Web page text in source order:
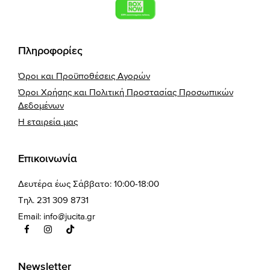
Πληροφορίες
Όροι και Προϋποθέσεις Αγορών
Όροι Χρήσης και Πολιτική Προστασίας Προσωπικών
Δεδομένων
Η εταιρεία μας
Επικοινωνία
Δευτέρα έως Σάββατο: 10:00-18:00
Τηλ. 231 309 8731
Email: info@jucita.gr
Newsletter